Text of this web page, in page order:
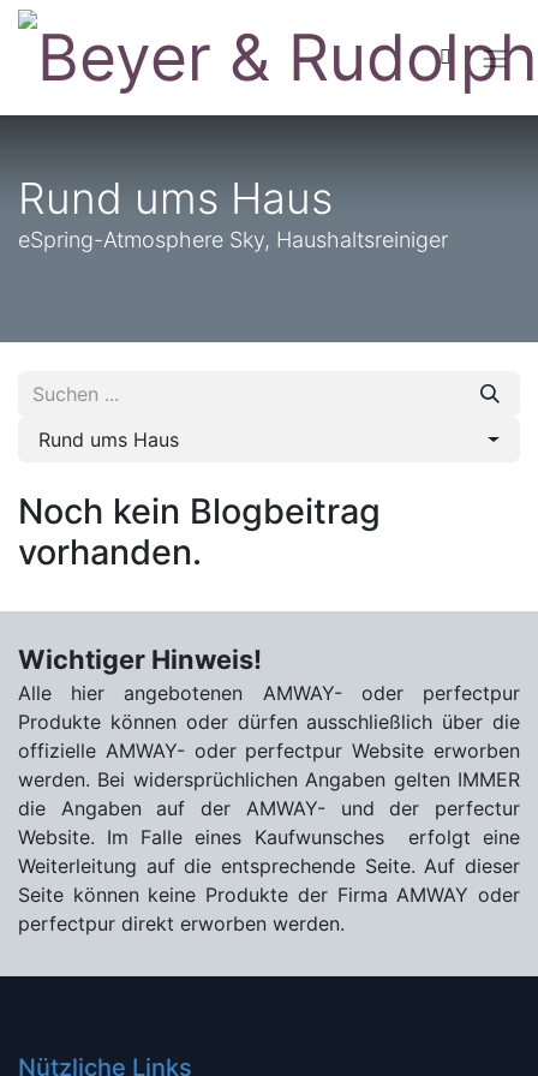
Rund ums Haus
eSpring-Atmosphere Sky, Haushaltsreiniger
Rund ums Haus
Noch kein Blogbeitrag
vorhanden.
Wichtiger Hinweis!
Alle hier angebotenen AMWAY- oder perfectpur
Produkte können oder dürfen ausschließlich über die
offizielle AMWAY- oder perfectpur Website erworben
werden. Bei widersprüchlichen Angaben gelten IMMER
die Angaben auf der AMWAY- und der perfectur
Website. Im Falle eines Kaufwunsches erfolgt eine
Weiterleitung auf die entsprechende Seite. Auf dieser
Seite können keine Produkte der Firma AMWAY oder
perfectpur direkt erworben werden.
Nützliche Links